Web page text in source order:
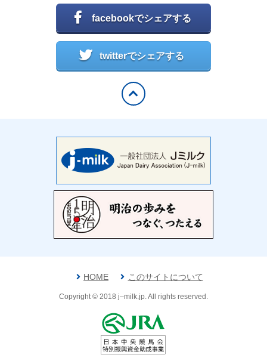
facebookでシェアする
twitterでシェアする
HOME このサイトについて
Copyright © 2018 j‒milk.jp. All rights reserved.